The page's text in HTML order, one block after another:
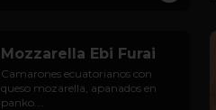
Mozzarella Ebi Furai
Camarones ecuatorianos con
queso mozarella, apanados en
panko.